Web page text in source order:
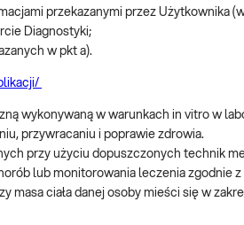
przekazanymi przez
Diagnostyki;
w pkt a).
wykonywaną w warunkach in vitro w
przywracaniu i poprawie zdrowia.
przy użyciu dopuszczonych technik
lub monitorowania leczenia zgodnie
masa ciała danej osoby mieści się w